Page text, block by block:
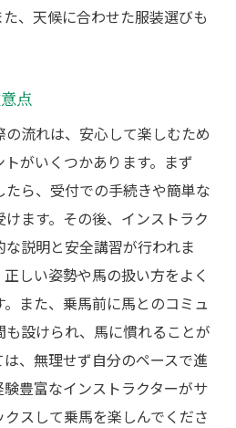
、天候に合わせた服装選びも
点
流れは、安心して楽しむため
がいくつかあります。まず
ら、受付での手続きや簡単な
ます。その後、インストラク
説明と安全講習が行われま
しい姿勢や馬の扱い方をよく
また、乗馬前に馬とのコミュ
設けられ、馬に慣れることが
、無理せず自分のペースで進
豊富なインストラクターがサ
スして乗馬を楽しんでくださ